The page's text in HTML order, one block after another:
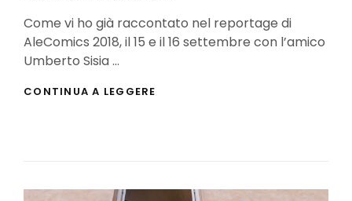
Come vi ho già raccontato nel reportage di
AleComics 2018, il 15 e il 16 settembre con l’amico
Umberto Sisia …
CONTINUA A LEGGERE
VIDEO)